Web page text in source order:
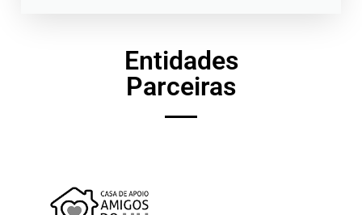
Entidades
Parceiras